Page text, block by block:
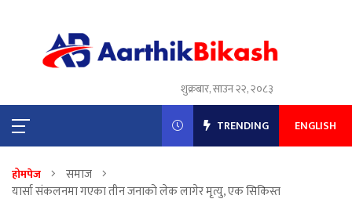
शुक्रबार, साउन २२, २०८३
TRENDING ENGLISH
होमपेज
समाज
यार्सा संकलनमा गएका तीन जनाको लेक लागेर मृत्यु, एक सिकिस्त